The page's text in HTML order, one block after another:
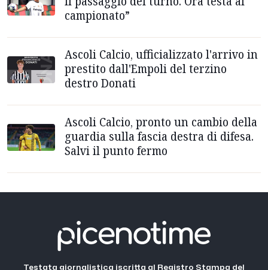
campionato”
Ascoli Calcio, ufficializzato l'arrivo in
prestito dall'Empoli del terzino
destro Donati
Ascoli Calcio, pronto un cambio della
guardia sulla fascia destra di difesa.
Salvi il punto fermo
Testata giornalistica iscritta al Registro Stampa del